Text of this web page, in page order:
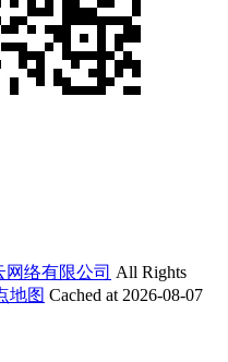
络有限公司 All Rights
地图 Cached at 2026-08-07